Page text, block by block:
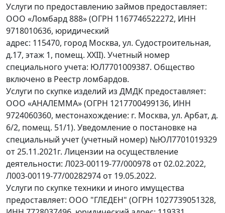
Услуги по предоставлению займов предоставляет:
ООО «Ломбард 888» (ОГРН 1167746522272, ИНН
9718010636, юридический
адрес: 115470, город Москва, ул. Судостроительная,
д.17, этаж 1, помещ. XXII). Учетный номер
специального учета: ЮЛ7701009387. Общество
включено в Реестр ломбардов.
Услуги по скупке изделий из ДМДК предоставляет:
ООО «АНАЛЕММА» (ОГРН 1217700499136, ИНН
9724060360, местонахождение: г. Москва, ул. Арбат, д.
6/2, помещ. 51/1). Уведомление о постановке на
специальный учет (учетный номер) №ЮЛ7701019329
от 25.11.2021г. Лицензии на осуществление
деятельности: Л023-00119-77/000978 от 02.02.2022,
Л003-00119-77/00282974 от 19.05.2022.
Услуги по скупке техники и иного имущества
предоставляет: ООО "ГЛЕДЕН" (ОГРН 1027739051328,